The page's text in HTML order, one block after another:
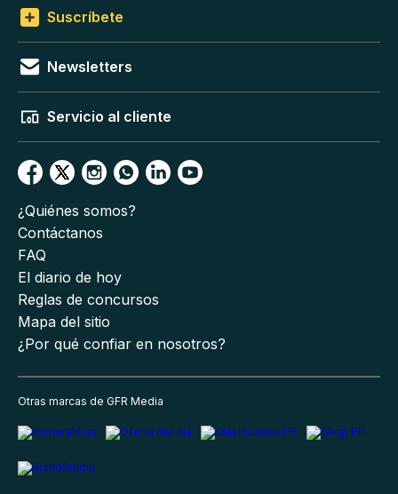
Suscríbete
Newsletters
Servicio al cliente
¿Quiénes somos?
Contáctanos
FAQ
El diario de hoy
Reglas de concursos
Mapa del sitio
¿Por qué confiar en nosotros?
Otras marcas de GFR Media